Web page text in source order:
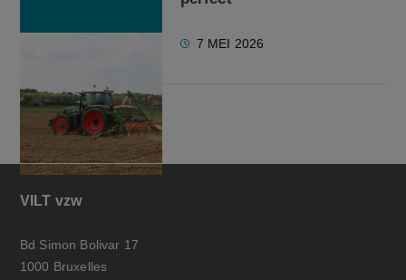
7 MEI 2026
VILT vzw
Bd Simon Bolivar 17
1000 Bruxelles